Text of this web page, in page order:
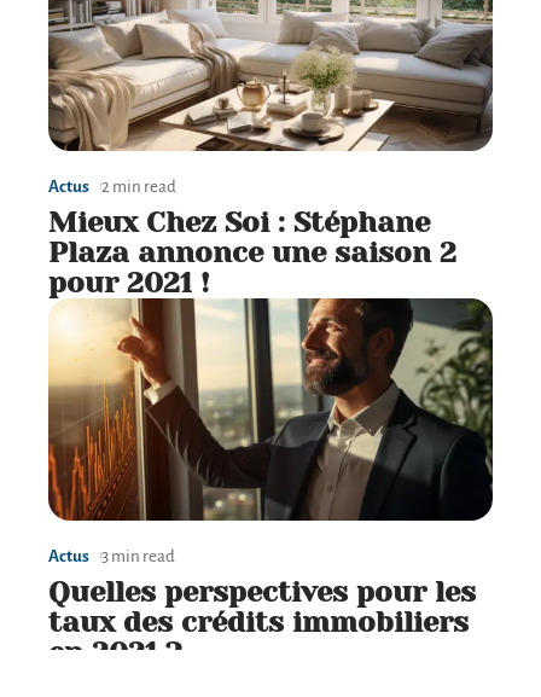
Actus 2 min read
Mieux Chez Soi : Stéphane
Plaza annonce une saison 2
pour 2021 !
Actus 3 min read
Quelles perspectives pour les
taux des crédits immobiliers
en 2021 ?